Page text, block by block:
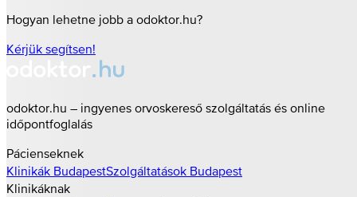
Hogyan lehetne jobb a odoktor.hu?
Kérjük segítsen!
odoktor.hu – ingyenes orvoskereső szolgáltatás és online
időpontfoglalás
Pácienseknek
Klinikák BudapestSzolgáltatások Budapest
Klinikáknak